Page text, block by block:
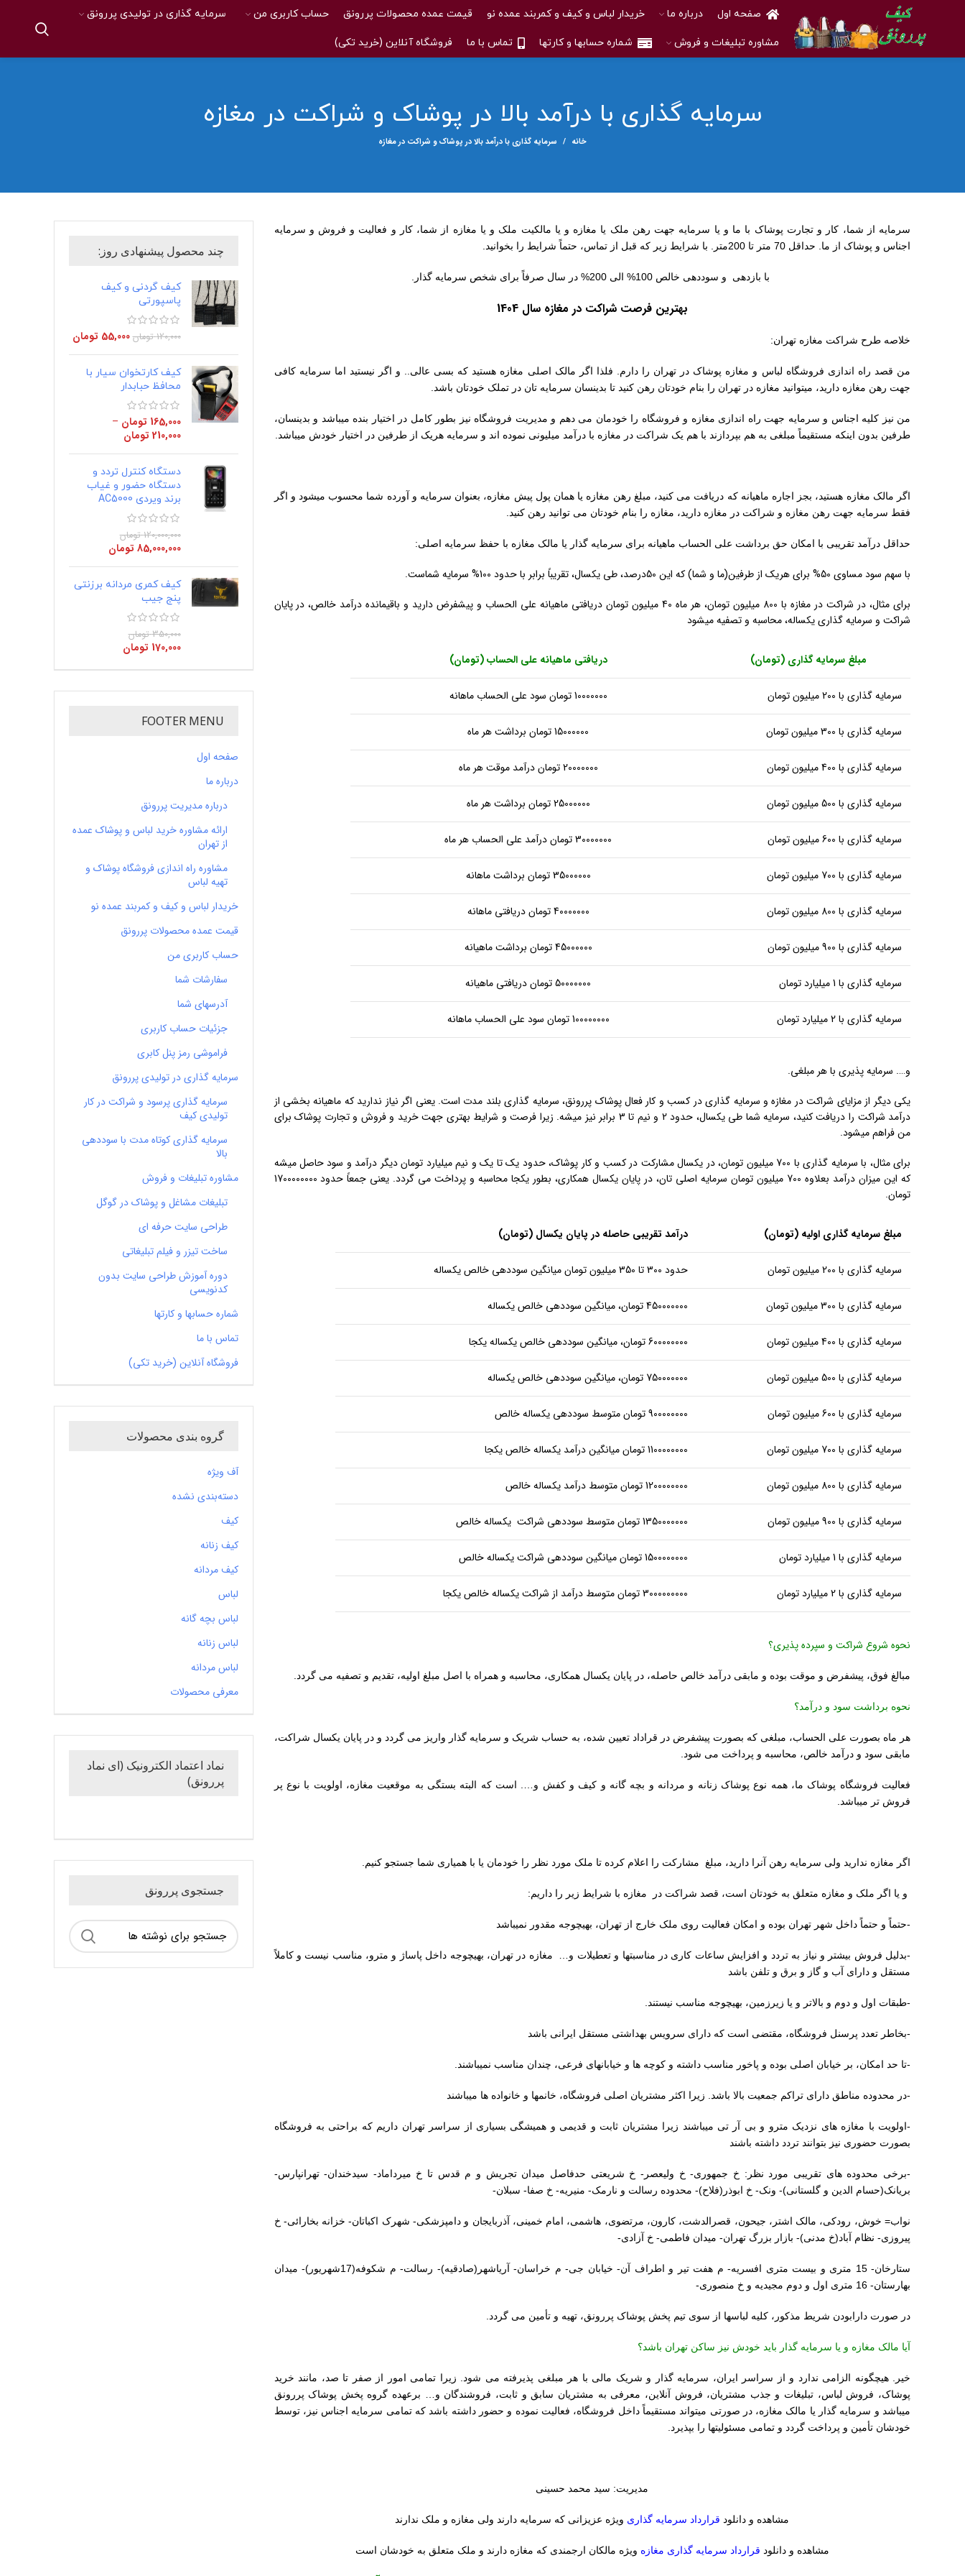
صفحه اول درباره ما خریدار لباس و کیف و کمربند عمده نو قیمت عمده محصولات پررونق حساب کاربری من سرمایه گذاری در تولیدی پررونق
مشاوره تبلیغات و فروش شماره حسابها و کارتها تماس با ما فروشگاه آنلاین (خرید تکی)
سرمایه گذاری با درآمد بالا در پوشاک و شراکت در مغازه
خانه سرمایه گذاری با درآمد بالا در پوشاک و شراکت در مغازه
سرمایه از شما، کار و تجارت پوشاک با ما و یا سرمایه جهت رهن ملک یا مغازه و یا مالکیت ملک و یا مغازه از شما، کار و فعالیت و فروش و سرمایه
اجناس و پوشاک از ما. حداقل 70 متر تا 200متر. با شرایط زیر که قبل از تماس، حتماً شرایط را بخوانید.
با بازدهی و سوددهی خالص 100% الی 200% در سال صرفاً برای شخص سرمایه گذار.
بهترین فرصت شراکت در مغازه سال 1404
خلاصه طرح شراکت مغازه تهران:
من قصد راه اندازی فروشگاه لباس و مغازه پوشاک در تهران را دارم. فلذا اگر مالک اصلی مغازه هستید که بسی عالی.. و اگر نیستید اما سرمایه کافی
جهت رهن مغازه دارید، میتوانید مغازه در تهران را بنام خودتان رهن کنید تا بدینسان سرمایه تان در تملک خودتان باشد.
من نیز کلیه اجناس و سرمایه جهت راه اندازی مغازه و فروشگاه را خودمان می دهم و مدیریت فروشگاه نیز بطور کامل در اختیار بنده میباشد و بدینسان،
طرفین بدون اینکه مستقیماً مبلغی به هم بپردازند با هم یک شراکت در مغازه با درآمد میلیونی نموده اند و سرمایه هریک از طرفین در اختیار خودش میباشد.
اگر مالک مغازه هستید، بجز اجاره ماهیانه که دریافت می کنید، مبلغ رهن مغازه یا همان پول پیش مغازه، بعنوان سرمایه و آورده شما محسوب میشود و اگر
فقط سرمایه جهت رهن مغازه و شراکت در مغازه دارید، مغازه را بنام خودتان می توانید رهن کنید.
حداقل درآمد تقریبی با امکان حق برداشت علی الحساب ماهیانه برای سرمایه گذار یا مالک مغازه با حفظ سرمایه اصلی:
با سهم سود مساوی 50% برای هریک از طرفین(ما و شما) که این 50درصد، طی یکسال، تقریباً برابر با حدود 100% سرمایه شماست.
برای مثال، در شراکت در مغازه با 800 میلیون تومان، هر ماه 40 میلیون تومان دریافتی ماهیانه علی الحساب و پیشفرض دارید و باقیمانده درآمد خالص، در پایان
شراکت و سرمایه گذاری یکساله، محاسبه و تصفیه میشود
مبلغ سرمایه گذاری (تومان) دریافتی ماهیانه علی الحساب (تومان)
سرمایه گذاری با 200 میلیون تومان 10000000 تومان سود علی الحساب ماهانه
سرمایه گذاری با 300 میلیون تومان 15000000 تومان برداشت هر ماه
سرمایه گذاری با 400 میلیون تومان 20000000 تومان درآمد موقت هر ماه
سرمایه گذاری با 500 میلیون تومان 25000000 تومان برداشت هر ماه
سرمایه گذاری با 600 میلیون تومان 30000000 تومان درآمد علی الحساب هر ماه
سرمایه گذاری با 700 میلیون تومان 35000000 تومان برداشت ماهانه
سرمایه گذاری با 800 میلیون تومان 40000000 تومان دریافتی ماهانه
سرمایه گذاری با 900 میلیون تومان 45000000 تومان برداشت ماهیانه
سرمایه گذاری با 1 میلیارد تومان 50000000 تومان دریافتی ماهیانه
سرمایه گذاری با 2 میلیارد تومان 100000000 تومان سود علی الحساب ماهانه
و…. سرمایه پذیری با هر مبلغی.
یکی دیگر از مزایای شراکت در مغازه و سرمایه گذاری در کسب و کار فعال پوشاک پررونق، سرمایه گذاری بلند مدت است. یعنی اگر نیاز ندارید که ماهیانه بخشی از
درآمد شراکت را دریافت کنید، سرمایه شما طی یکسال، حدود 2 و نیم تا 3 برابر نیز میشه. زیرا فرصت و شرایط بهتری جهت خرید و فروش و تجارت پوشاک برای
من فراهم میشود.
برای مثال، با سرمایه گذاری با 700 میلیون تومان، در یکسال مشارکت در کسب و کار پوشاک، حدود یک تا یک و نیم میلیارد تومان دیگر درآمد و سود حاصل میشه
که این میزان درآمد بعلاوه 700 میلیون تومان سرمایه اصلی تان، در پایان یکسال همکاری، بطور یکجا محاسبه و پرداخت می گردد. یعنی جمعاً حدود 1700000000
تومان.
مبلغ سرمایه گذاری اولیه (تومان) درآمد تقریبی حاصله در پایان یکسال (تومان)
سرمایه گذاری با 200 میلیون تومان حدود 300 تا 350 میلیون تومان میانگین سوددهی خالص یکساله
سرمایه گذاری با 300 میلیون تومان 450000000 تومان، میانگین سوددهی خالص یکساله
سرمایه گذاری با 400 میلیون تومان 600000000 تومان، میانگین سوددهی خالص یکساله یکجا
سرمایه گذاری با 500 میلیون تومان 750000000 تومان، میانگین سوددهی خالص یکساله
سرمایه گذاری با 600 میلیون تومان 900000000 تومان متوسط سوددهی یکساله خالص
سرمایه گذاری با 700 میلیون تومان 1100000000 تومان میانگین درآمد یکساله خالص یکجا
سرمایه گذاری با 800 میلیون تومان 1200000000 تومان متوسط درآمد یکساله خالص
سرمایه گذاری با 900 میلیون تومان 1350000000 تومان متوسط سوددهی شراکت یکساله خالص
سرمایه گذاری با 1 میلیارد تومان 1500000000 تومان میانگین سوددهی شراکت یکساله خالص
سرمایه گذاری با 2 میلیارد تومان 3000000000 تومان متوسط درآمد از شراکت یکساله خالص یکجا
نحوه شروع شراکت و سپرده پذیری؟
مبالغ فوق، پیشفرض و موقت بوده و مابقی درآمد خالص حاصله، در پایان یکسال همکاری، محاسبه و همراه با اصل مبلغ اولیه، تقدیم و تصفیه می گردد.
نحوه برداشت سود و درآمد؟
هر ماه بصورت علی الحساب، مبلغی که بصورت پیشفرض در قراداد تعیین شده، به حساب شریک و سرمایه گذار واریز می گردد و در پایان یکسال شراکت،
مابقی سود و درآمد خالص، محاسبه و پرداخت می شود.
فعالیت فروشگاه پوشاک ما، همه نوع پوشاک زنانه و مردانه و بچه گانه و کیف و کفش و…. است که البته بستگی به موقعیت مغازه، اولویت با نوع پر
فروش تر میباشد.
اگر مغازه ندارید ولی سرمایه رهن آنرا دارید، مبلغ مشارکت را اعلام کرده تا ملک مورد نظر را خودمان یا با همیاری شما جستجو کنیم.
و یا اگر ملک و مغازه متعلق به خودتان است، قصد شراکت در مغازه با شرایط زیر را داریم:
-حتماً و حتماً داخل شهر تهران بوده و امکان فعالیت روی ملک خارج از تهران، بهیچوجه مقدور نمیباشد
-بدلیل فروش بیشتر و نیاز به تردد و افزایش ساعات کاری در مناسبتها و تعطیلات و… مغازه در تهران، بهیچوجه داخل پاساژ و مترو، مناسب نیست و کاملاً
مستقل و دارای آب و گاز و برق و تلفن باشد
-طبقات اول و دوم و بالاتر و یا زیرزمین، بهیچوجه مناسب نیستند.
-بخاطر تعدد پرسنل فروشگاه، مقتضی است که دارای سرویس بهداشتی مستقل ایرانی باشد
-تا حد امکان، بر خیابان اصلی بوده و پاخور مناسب داشته و کوچه ها و خیابانهای فرعی، چندان مناسب نمیباشند.
-در محدوده مناطق دارای تراکم جمعیت بالا باشد. زیرا اکثر مشتریان اصلی فروشگاه، خانمها و خانواده ها میباشند
-اولویت با مغازه های نزدیک مترو و بی آر تی میباشند زیرا مشتریان ثابت و قدیمی و همیشگی بسیاری از سراسر تهران داریم که براحتی به فروشگاه
بصورت حضوری نیز بتوانند تردد داشته باشند
-برخی محدوده های تقریبی مورد نظر: خ جمهوری- خ ولیعصر- خ شریعتی حدفاصل میدان تجریش و م قدس تا خ میرداماد- سیدخندان- تهرانپارس-
بریانک(حسام الدین و گلستانی)- ونک- خ ابوذر(فلاح)- محدوده رسالت و نارمک- منیریه- خ صفا- سبلان-
نواب= خوش، رودکی، مالک اشتر، جیحون، قصرالدشت، کارون، مرتضوی، هاشمی، امام خمینی، آذربایجان و دامپزشکی- شهرک اکباتان- خزانه بخارائی- خ
پیروزی- نظام آباد(خ مدنی)- بازار بزرگ تهران- میدان فاطمی- خ آزادی-
ستارخان- 15 متری و بیست متری افسریه- م هفت تیر و اطراف آن- خیابان جی- م خراسان- آریاشهر(صادقیه)- رسالت- م شکوفه(17شهریور)- میدان
بهارستان- 16 متری اول و دوم مجیدیه و خ منصوری-
در صورت دارابودن شریط مذکور، کلیه لباسها از سوی تیم پخش پوشاک پررونق، تهیه و تأمین می گردد.
آیا مالک مغازه و یا سرمایه گذار باید خودش نیز ساکن تهران باشد؟
خیر. هیچگونه الزامی ندارد و از سراسر ایران، سرمایه گذار و شریک مالی با هر مبلغی پذیرفته می شود. زیرا تمامی امور از صفر تا صد، مانند خرید
پوشاک، فروش لباس، تبلیغات و جذب مشتریان، فروش آنلاین، معرفی به مشتریان سابق و ثابت، فروشندگان و… برعهده گروه پخش پوشاک پررونق
میباشد و سرمایه گذار یا مالک مغازه، در صورتی میتواند مستقیماً داخل فروشگاه، فعالیت نموده و حضور داشته باشد که تمامی سرمایه اجناس نیز، توسط
خودشان تأمین و پرداخت گردد و تمامی مسئولیتها را بپذیرد.
مدیریت: سید محمد حسینی
مشاهده و دانلود قرارداد سرمایه گذاری ویژه عزیزانی که سرمایه دارند ولی مغازه و ملک ندارند
مشاهده و دانلود قرارداد سرمایه گذاری مغازه ویژه مالکان ارجمندی که مغازه دارند و ملک متعلق به خودشان است
چند محصول پیشنهادی روز:
کیف گردنی و کیف
پاسپورتی
120,000 تومان 55,000 تومان
کیف کارتخوان سیار با
محافظ حبابدار
165,000 تومان –
210,000 تومان
دستگاه کنترل تردد و
دستگاه حضور و غیاب
برند ویردی AC5000
120,000,000 تومان
85,000,000 تومان
کیف کمری مردانه برزنتی
پنج جیب
350,000 تومان
170,000 تومان
FOOTER MENU
صفحه اول
درباره ما
درباره مدیریت پررونق
ارائه مشاوره خرید لباس و پوشاک عمده
از تهران
مشاوره راه اندازی فروشگاه پوشاک و
تهیه لباس
خریدار لباس و کیف و کمربند عمده نو
قیمت عمده محصولات پررونق
حساب کاربری من
سفارشات شما
آدرسهای شما
جزئیات حساب کاربری
فراموشی رمز پنل کابری
سرمایه گذاری در تولیدی پررونق
سرمایه گذاری پرسود و شراکت در کار
تولیدی کیف
سرمایه گذاری کوتاه مدت با سوددهی
بالا
مشاوره تبلیغات و فروش
تبلیغات مشاغل و پوشاک در گوگل
طراحی سایت حرفه ای
ساخت تیزر و فیلم تبلیغاتی
دوره آموزش طراحی سایت بدون
کدنویسی
شماره حسابها و کارتها
تماس با ما
فروشگاه آنلاین (خرید تکی)
گروه بندی محصولات
آف ویژه
دسته‌بندی نشده
کیف
کیف زنانه
کیف مردانه
لباس
لباس بچه گانه
لباس زنانه
لباس مردانه
معرفی محصولات
نماد اعتماد الکترونیک (ای نماد
پررونق)
جستجوی پررونق